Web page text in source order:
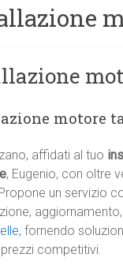
motore
affidati al tuo
, Eugenio, con oltre
un servizio
, fornendo
competitivi.